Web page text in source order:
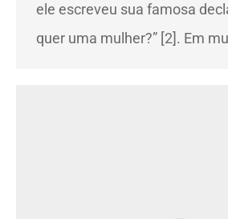
ele escreveu sua famosa
quer uma mulher?” [2]. Em